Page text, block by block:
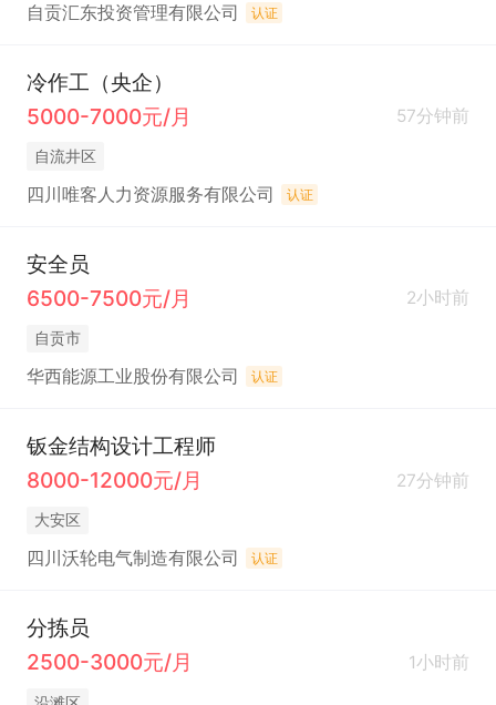
自贡汇东投资管理有限公司 认证
冷作工（央企）
5000-7000元/月
57分钟前
自流井区
四川唯客人力资源服务有限公司 认证
安全员
6500-7500元/月
2小时前
自贡市
华西能源工业股份有限公司 认证
钣金结构设计工程师
8000-12000元/月
27分钟前
大安区
四川沃轮电气制造有限公司 认证
分拣员
2500-3000元/月
1小时前